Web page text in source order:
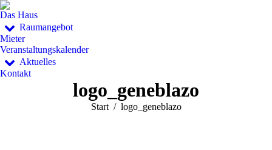
Das Haus
Raumangebot
Mieter
Veranstaltungskalender
Aktuelles
Kontakt
logo_geneblazo
Sie befinden sich hier:
Start logo_geneblazo